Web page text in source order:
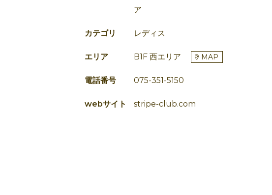
ア
カテゴリ レディス
エリア B1F 西エリア MAP
電話番号 075-351-5150
webサイト stripe-club.com